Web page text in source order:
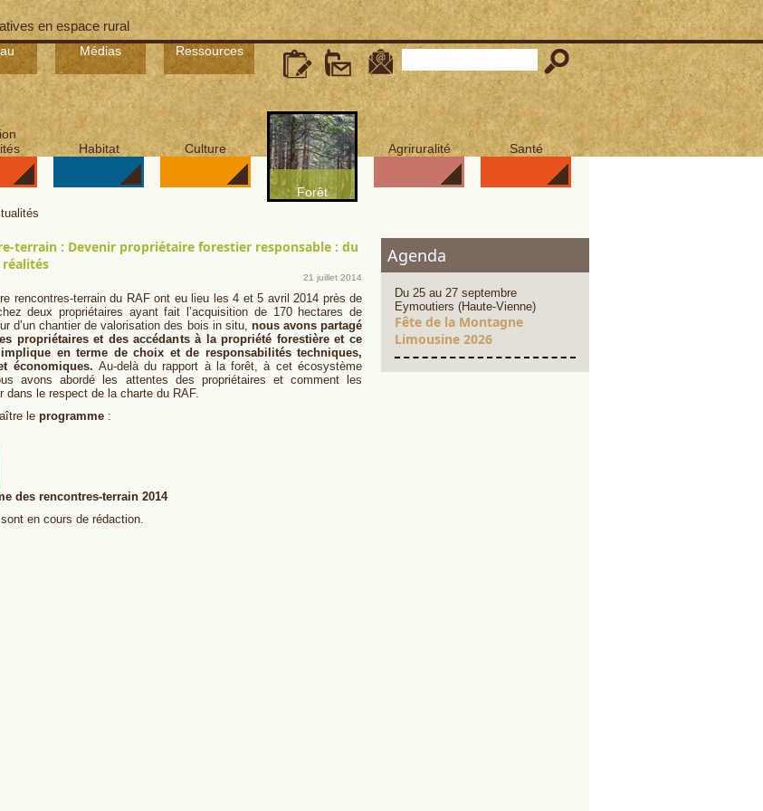
en espace rural
Médias Ressources
Habitat Culture
Forêt
Agriruralité Santé
Agenda
Du 25 au 27 septembre
Eymoutiers (Haute-Vienne)
Fête de la Montagne
Limousine 2026
terrain : Devenir propriétaire forestier responsable : du
réalités
21 juillet 2014
rencontres-terrain du RAF ont eu lieu les 4 et 5 avril 2014 près de
deux propriétaires ayant fait l’acquisition de 170 hectares de
d’un chantier de valorisation des bois in situ, nous avons partagé
propriétaires et des accédants à la propriété forestière et ce
en terme de choix et de responsabilités techniques,
économiques. Au-delà du rapport à la forêt, à cet écosystème
avons abordé les attentes des propriétaires et comment les
dans le respect de la charte du RAF.
le programme :
des rencontres-terrain 2014
en cours de rédaction.